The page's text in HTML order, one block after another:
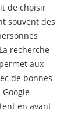
de choisir
souvent des
recherche
aux
de bonnes
en avant